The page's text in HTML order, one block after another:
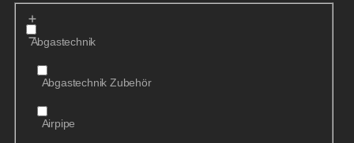
Abgastechnik
Abgastechnik Zubehör
Airpipe